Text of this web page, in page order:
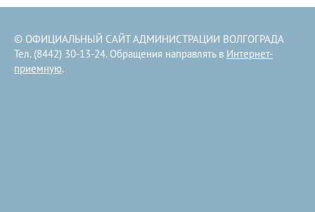
© ОФИЦИАЛЬНЫЙ САЙТ АДМИНИСТРАЦИИ ВОЛГОГРАДА
Тел. (8442) 30-13-24. Обращения направлять в Интернет-
приемную.